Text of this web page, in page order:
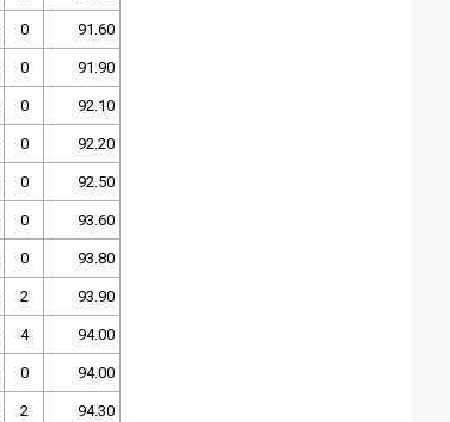
0 91.60
0 91.90
0 92.10
0 92.20
0 92.50
0 93.60
0 93.80
2 93.90
4 94.00
0 94.00
2 94.30